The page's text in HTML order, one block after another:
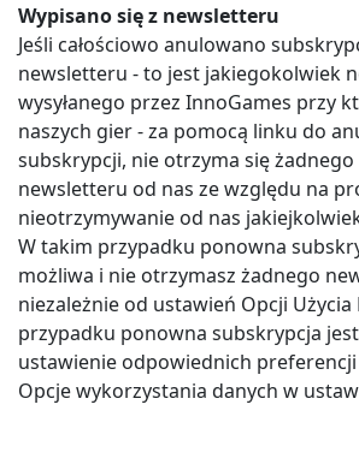
Wypisano się z newsletteru
Jeśli całościowo anulowano
newsletteru - to jest jakiegokolwiek
wysyłanego przez InnoGames przy
naszych gier - za pomocą linku do
subskrypcji, nie otrzyma się
newsletteru od nas ze względu na
nieotrzymywanie od nas
W takim przypadku ponowna
możliwa i nie otrzymasz żadnego
niezależnie od ustawień Opcji Użycia
przypadku ponowna subskrypcja
ustawienie odpowiednich
Opcje wykorzystania danych w